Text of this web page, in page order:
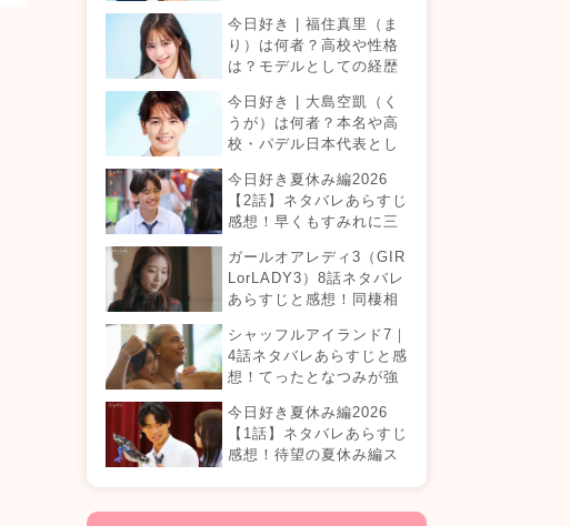
今日好き | 福住真里（ま
り）は何者？高校や性格
は？モデルとしての経歴
め！
今日好き | 大島空凱（く
うが）は何者？本名や高
校・パデル日本代表とし
ールまとめ！
今日好き夏休み編2026
【2話】ネタバレあらすじ
感想！早くもすみれに三
ルは生まれる？
ガールオアレディ3（GIR
LorLADY3）8話ネタバレ
あらすじと感想！同棲相
気持ちの変化は…？
シャッフルアイランド7｜
4話ネタバレあらすじと感
想！てったとなつみが強
カップル誕生！？
今日好き夏休み編2026
【1話】ネタバレあらすじ
感想！待望の夏休み編ス